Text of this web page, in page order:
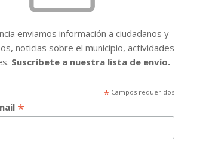
enviamos información a ciudadanos y
noticias sobre el municipio, actividades
Suscríbete a nuestra lista de envío.
* Campos requeridos
*